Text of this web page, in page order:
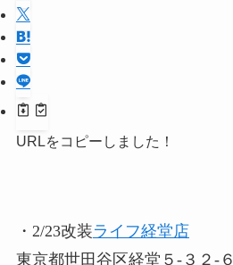
URLをコピーしました！
・2/23改装ライフ経堂店
東京都世田谷区経堂５-３２-６